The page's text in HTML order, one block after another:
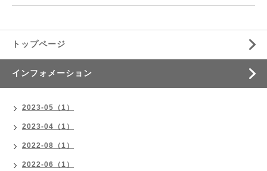
トップページ
インフォメーション
2023-05（1）
2023-04（1）
2022-08（1）
2022-06（1）